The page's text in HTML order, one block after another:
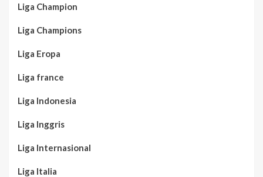
Liga Champion
Liga Champions
Liga Eropa
Liga france
Liga Indonesia
Liga Inggris
Liga Internasional
Liga Italia